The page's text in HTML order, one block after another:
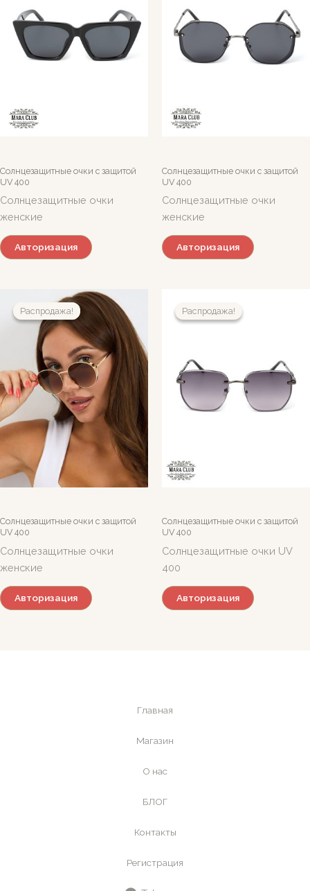
Солнцезащитные очки c защитой
UV 400
Солнцезащитные очки
женские
Авторизация
Солнцезащитные очки c защитой
UV 400
Солнцезащитные очки
женские
Авторизация
Распродажа!
Распродажа!
Солнцезащитные очки c защитой
UV 400
Солнцезащитные очки
женские
Авторизация
Распродажа!
Распродажа!
Солнцезащитные очки c защитой
UV 400
Солнцезащитные очки UV
400
Авторизация
Главная
Магазин
О нас
БЛОГ
Контакты
Регистрация